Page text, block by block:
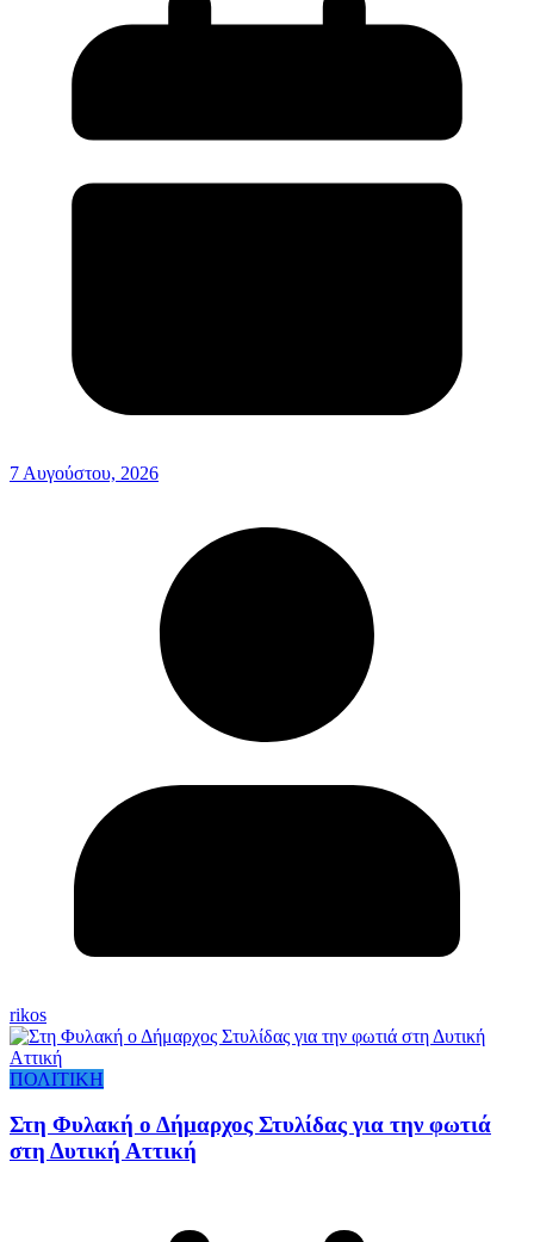
7 Αυγούστου, 2026
rikos
ΠΟΛΙΤΙΚΗ
Στη Φυλακή ο Δήμαρχος Στυλίδας για την φωτιά
στη Δυτική Αττική